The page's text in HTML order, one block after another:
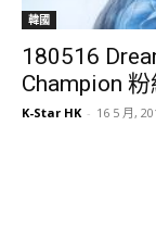
韓國
180516
Champion
K-Star HK - 16 5 月,